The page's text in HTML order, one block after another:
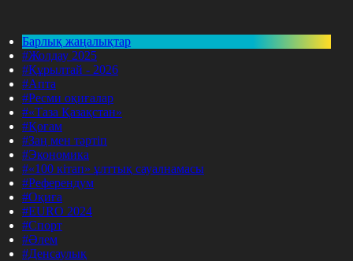
Барлық жаңалықтар
#Жолдау 2025
#Құрылтай - 2026
#Апта
#Ресми оқиғалар
#«Таза Қазақстан»
#Қоғам
#Заң мен тәртіп
#Экономика
#«100 кітап» ұлттық сауалнамасы
#Референдум
#Оқиға
#EURO 2024
#Спорт
#Әлем
#Денсаулық